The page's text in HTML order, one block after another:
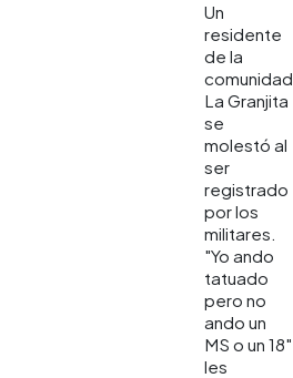
Un
residente
de la
comunidad
La Granjita
se
molestó al
ser
registrado
por los
militares.
"Yo ando
tatuado
pero no
ando un
MS o un 18"
les